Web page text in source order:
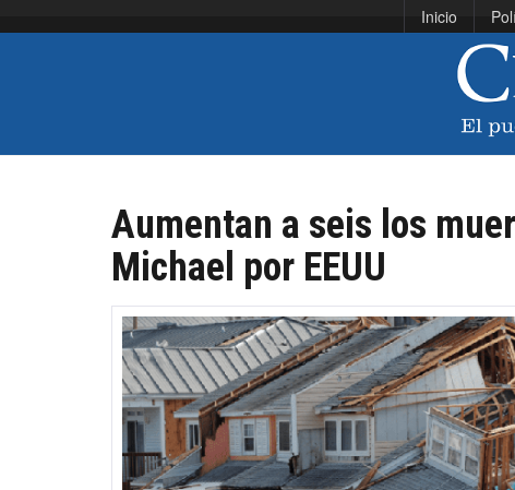
Inicio
Aumentan a seis los
Michael por EEUU